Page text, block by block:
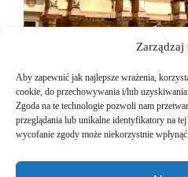
Zarządzaj
Aby zapewnić jak najlepsze wrażenia,
cookie, do przechowywania i/lub
Zgoda na te technologie pozwoli nam
przeglądania lub unikalne identyfikatory na
wycofanie zgody może niekorzystnie
Lascari na Sycylii, to
wejściem zajmowała miła
prawie nigdy nie było. Cały dół